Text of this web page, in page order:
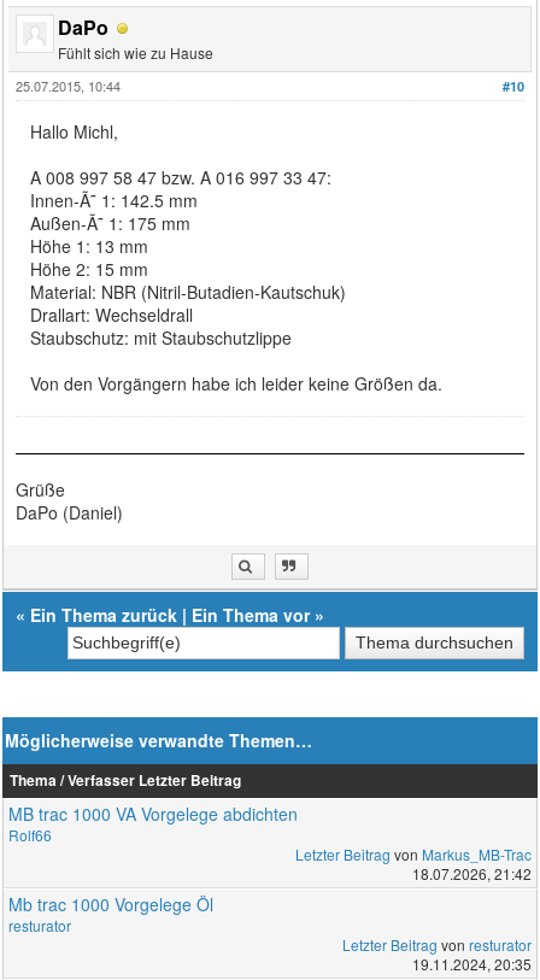
DaPo
Fühlt sich wie zu Hause
#10
25.07.2015, 10:44
Hallo Michl,
A 008 997 58 47 bzw. A 016 997 33 47:
Innen-Ã˜ 1: 142.5 mm
Außen-Ã˜ 1: 175 mm
Höhe 1: 13 mm
Höhe 2: 15 mm
Material: NBR (Nitril-Butadien-Kautschuk)
Drallart: Wechseldrall
Staubschutz: mit Staubschutzlippe
Von den Vorgängern habe ich leider keine Größen da.
Grüße
DaPo (Daniel)
« Ein Thema zurück | Ein Thema vor»
Möglicherweise verwandte Themen…
Thema / Verfasser Letzter Beitrag
MB trac 1000 VA Vorgelege abdichten
Rolf66
Letzter Beitrag von Markus_MB-Trac
18.07.2026, 21:42
Mb trac 1000 Vorgelege Öl
resturator
Letzter Beitrag von resturator
19.11.2024, 20:35